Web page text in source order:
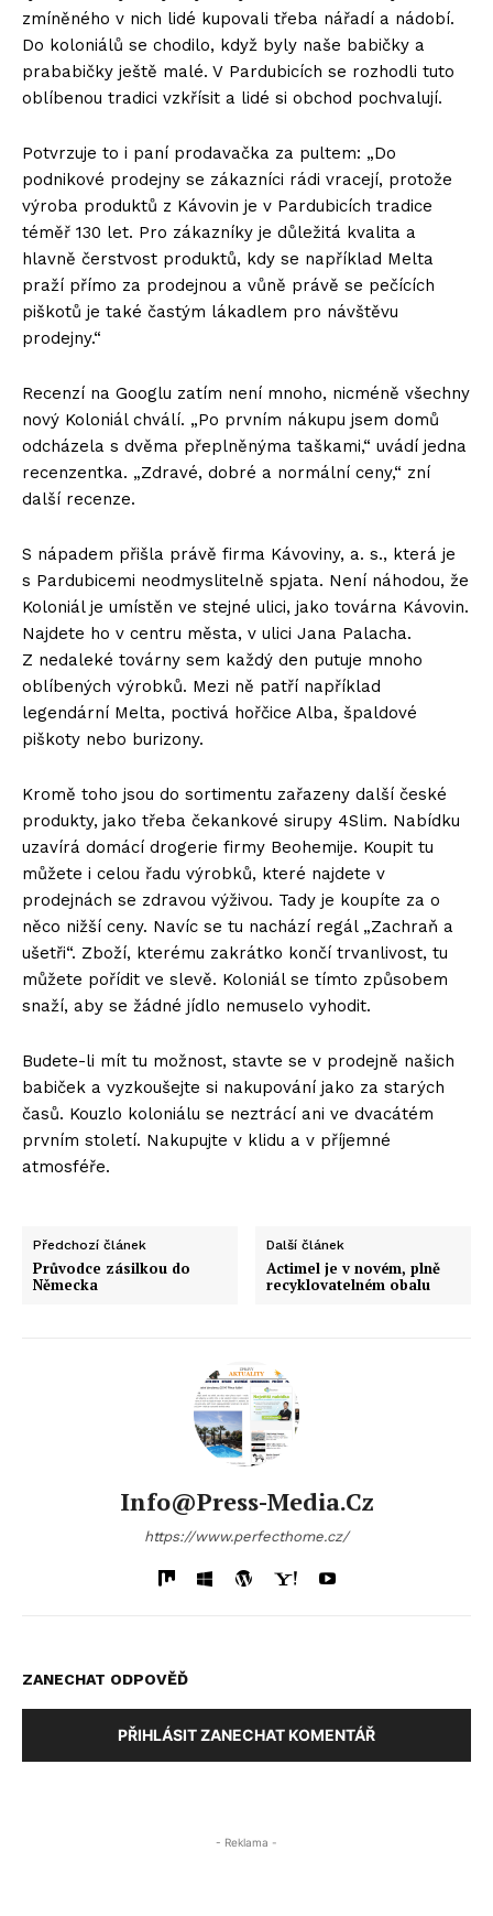
zmíněného v nich lidé kupovali třeba nářadí a nádobí.
Do koloniálů se chodilo, když byly naše babičky a
prababičky ještě malé. V Pardubicích se rozhodli tuto
oblíbenou tradici vzkřísit a lidé si obchod pochvalují.
Potvrzuje to i paní prodavačka za pultem: „Do
podnikové prodejny se zákazníci rádi vracejí, protože
výroba produktů z Kávovin je v Pardubicích tradice
téměř 130 let. Pro zákazníky je důležitá kvalita a
hlavně čerstvost produktů, kdy se například Melta
praží přímo za prodejnou a vůně právě se pečících
piškotů je také častým lákadlem pro návštěvu
prodejny.“
Recenzí na Googlu zatím není mnoho, nicméně všechny
nový Koloniál chválí. „Po prvním nákupu jsem domů
odcházela s dvěma přeplněnýma taškami,“ uvádí jedna
recenzentka. „Zdravé, dobré a normální ceny,“ zní
další recenze.
S nápadem přišla právě firma Kávoviny, a. s., která je
s Pardubicemi neodmyslitelně spjata. Není náhodou, že
Koloniál je umístěn ve stejné ulici, jako továrna Kávovin.
Najdete ho v centru města, v ulici Jana Palacha.
Z nedaleké továrny sem každý den putuje mnoho
oblíbených výrobků. Mezi ně patří například
legendární Melta, poctivá hořčice Alba, špaldové
piškoty nebo burizony.
Kromě toho jsou do sortimentu zařazeny další české
produkty, jako třeba čekankové sirupy 4Slim. Nabídku
uzavírá domácí drogerie firmy Beohemije. Koupit tu
můžete i celou řadu výrobků, které najdete v
prodejnách se zdravou výživou. Tady je koupíte za o
něco nižší ceny. Navíc se tu nachází regál „Zachraň a
ušetři“. Zboží, kterému zakrátko končí trvanlivost, tu
můžete pořídit ve slevě. Koloniál se tímto způsobem
snaží, aby se žádné jídlo nemuselo vyhodit.
Budete-li mít tu možnost, stavte se v prodejně našich
babiček a vyzkoušejte si nakupování jako za starých
časů. Kouzlo koloniálu se neztrácí ani ve dvacátém
prvním století. Nakupujte v klidu a v příjemné
atmosféře.
Předchozí článek
Průvodce zásilkou do
Německa
Další článek
Actimel je v novém, plně
recyklovatelném obalu
Info@press-Media.cz
https://www.perfecthome.cz/
ZANECHAT ODPOVĚĎ
PŘIHLÁSIT ZANECHAT KOMENTÁŘ
- Reklama -